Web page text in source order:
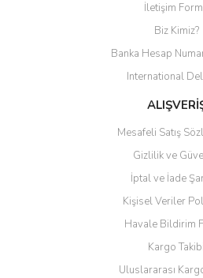
İletişim
Biz Kimiz?
Banka Hesap
International
Mesafeli Satış
Gizlilik ve
İptal ve İade
Kişisel Veriler
Havale Bildirim
Kargo Takibi
Uluslararası